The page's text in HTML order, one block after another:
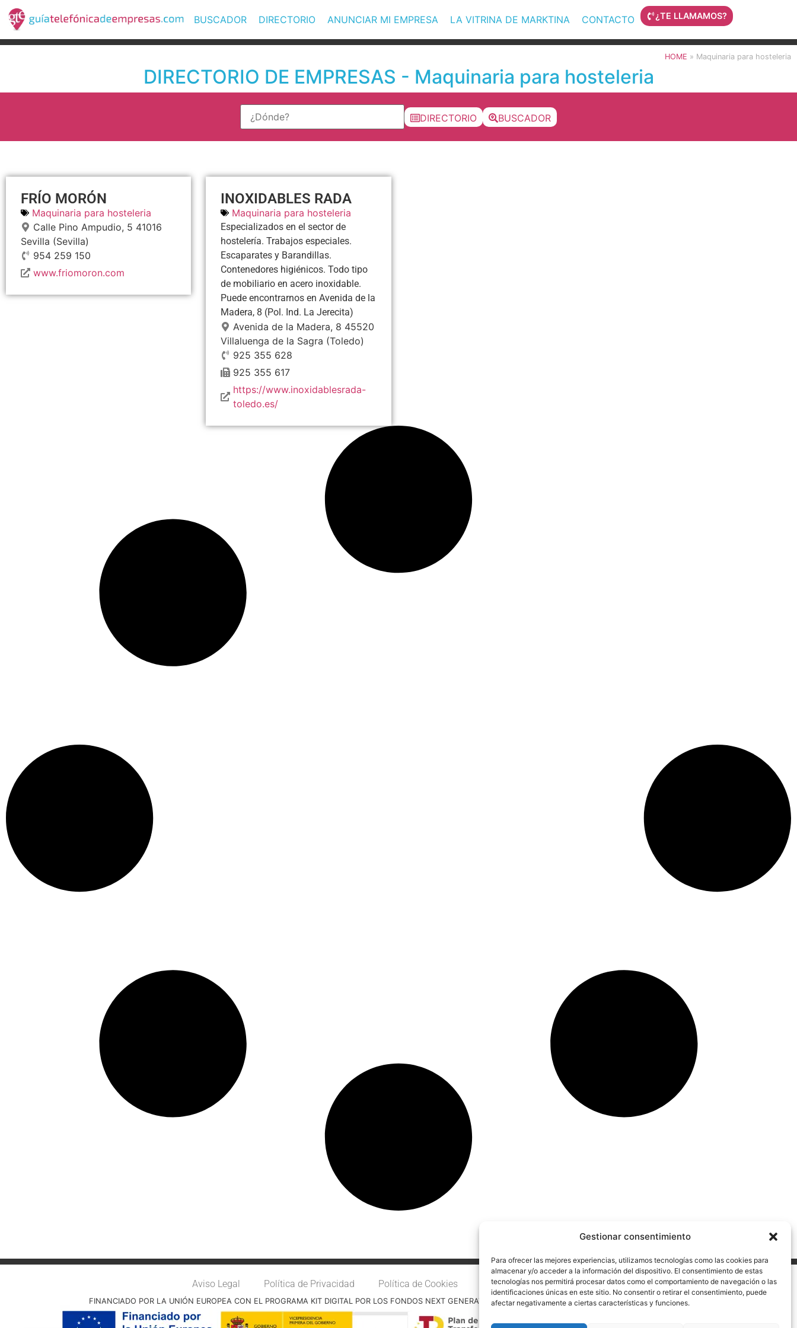
Gestionar consentimiento
Para ofrecer las mejores experiencias, utilizamos tecnologías como las cookies para
almacenar y/o acceder a la información del dispositivo. El consentimiento de estas
tecnologías nos permitirá procesar datos como el comportamiento de navegación o las
identificaciones únicas en este sitio. No consentir o retirar el consentimiento, puede
afectar negativamente a ciertas características y funciones.
BUSCADOR DIRECTORIO ANUNCIAR MI EMPRESA LA VITRINA DE MARKTINA CONTACTO ¿TE LLAMAMOS?
HOME » Maquinaria para hosteleria
DIRECTORIO DE EMPRESAS - Maquinaria para hosteleria
DIRECTORIO BUSCADOR
FRÍO MORÓN
Maquinaria para hosteleria
Calle Pino Ampudio, 5 41016
Sevilla (Sevilla)
954 259 150
www.friomoron.com
INOXIDABLES RADA
Maquinaria para hosteleria
Especializados en el sector de
hostelería. Trabajos especiales.
Escaparates y Barandillas.
Contenedores higiénicos. Todo tipo
de mobiliario en acero inoxidable.
Puede encontrarnos en Avenida de la
Madera, 8 (Pol. Ind. La Jerecita)
Avenida de la Madera, 8 45520
Villaluenga de la Sagra (Toledo)
925 355 628
925 355 617
https://www.inoxidablesrada-
toledo.es/
Aviso Legal Política de Privacidad Política de Cookies Accesibilidad Mapa web
FINANCIADO POR LA UNIÓN EUROPEA CON EL PROGRAMA KIT DIGITAL POR LOS FONDOS NEXT GENERATION (EU) DEL MECANISMO DE RECUPERACIÓN Y RESILENCIA